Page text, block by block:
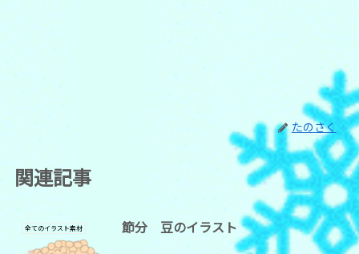
たのさく
関連記事
全てのイラスト素材 節分 豆のイラスト